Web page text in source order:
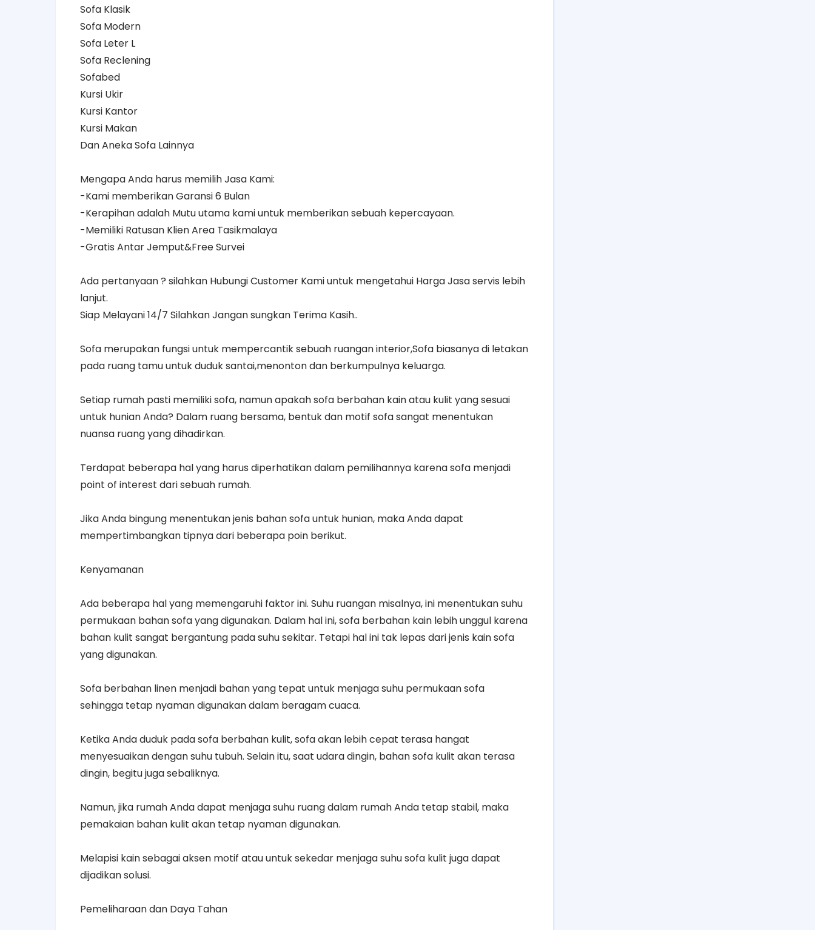
Sofa Klasik
Sofa Modern
Sofa Leter L
Sofa Reclening
Sofabed
Kursi Ukir
Kursi Kantor
Kursi Makan
Dan Aneka Sofa Lainnya
Mengapa Anda harus memilih Jasa Kami:
-Kami memberikan Garansi 6 Bulan
-Kerapihan adalah Mutu utama kami untuk memberikan sebuah kepercayaan.
-Memiliki Ratusan Klien Area Tasikmalaya
-Gratis Antar Jemput&Free Survei
Ada pertanyaan ? silahkan Hubungi Customer Kami untuk mengetahui Harga Jasa servis lebih
lanjut.
Siap Melayani 14/7 Silahkan Jangan sungkan Terima Kasih..
Sofa merupakan fungsi untuk mempercantik sebuah ruangan interior,Sofa biasanya di letakan
pada ruang tamu untuk duduk santai,menonton dan berkumpulnya keluarga.
Setiap rumah pasti memiliki sofa, namun apakah sofa berbahan kain atau kulit yang sesuai
untuk hunian Anda? Dalam ruang bersama, bentuk dan motif sofa sangat menentukan
nuansa ruang yang dihadirkan.
Terdapat beberapa hal yang harus diperhatikan dalam pemilihannya karena sofa menjadi
point of interest dari sebuah rumah.
Jika Anda bingung menentukan jenis bahan sofa untuk hunian, maka Anda dapat
mempertimbangkan tipnya dari beberapa poin berikut.
Kenyamanan
Ada beberapa hal yang memengaruhi faktor ini. Suhu ruangan misalnya, ini menentukan suhu
permukaan bahan sofa yang digunakan. Dalam hal ini, sofa berbahan kain lebih unggul karena
bahan kulit sangat bergantung pada suhu sekitar. Tetapi hal ini tak lepas dari jenis kain sofa
yang digunakan.
Sofa berbahan linen menjadi bahan yang tepat untuk menjaga suhu permukaan sofa
sehingga tetap nyaman digunakan dalam beragam cuaca.
Ketika Anda duduk pada sofa berbahan kulit, sofa akan lebih cepat terasa hangat
menyesuaikan dengan suhu tubuh. Selain itu, saat udara dingin, bahan sofa kulit akan terasa
dingin, begitu juga sebaliknya.
Namun, jika rumah Anda dapat menjaga suhu ruang dalam rumah Anda tetap stabil, maka
pemakaian bahan kulit akan tetap nyaman digunakan.
Melapisi kain sebagai aksen motif atau untuk sekedar menjaga suhu sofa kulit juga dapat
dijadikan solusi.
Pemeliharaan dan Daya Tahan